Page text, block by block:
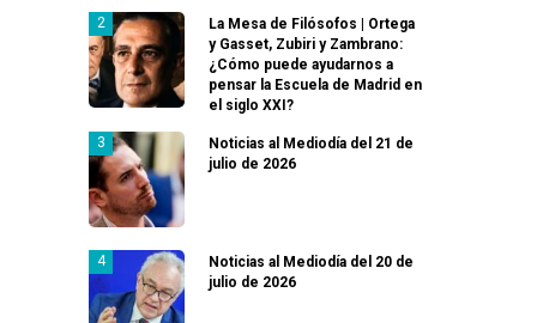
La Mesa de Filósofos | Ortega
y Gasset, Zubiri y Zambrano:
¿Cómo puede ayudarnos a
pensar la Escuela de Madrid en
el siglo XXI?
Noticias al Mediodía del 21 de
julio de 2026
Noticias al Mediodía del 20 de
julio de 2026